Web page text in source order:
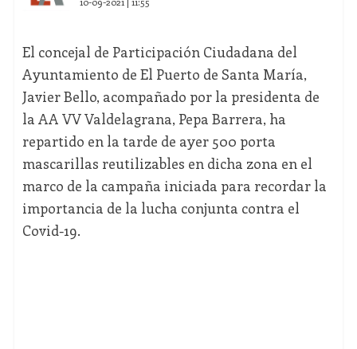
El concejal de Participación Ciudadana del
Ayuntamiento de El Puerto de Santa María,
Javier Bello, acompañado por la presidenta de
la AA VV Valdelagrana, Pepa Barrera, ha
repartido en la tarde de ayer 500 porta
mascarillas reutilizables en dicha zona en el
marco de la campaña iniciada para recordar la
importancia de la lucha conjunta contra el
Covid-19.